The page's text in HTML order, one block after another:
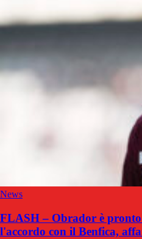
News
FLASH – Obrador è
l'accordo con il Benfica,